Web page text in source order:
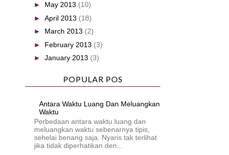
► May 2013 (10)
► April 2013 (18)
► March 2013 (2)
► February 2013 (3)
► January 2013 (3)
POPULAR POS
Antara Waktu Luang Dan Meluangkan
Waktu
Perbedaan antara waktu luang dan
meluangkan waktu sebenarnya tipis,
sehelai benang saja. Nyaris tak terlihat
jika tidak diperhatikan den...